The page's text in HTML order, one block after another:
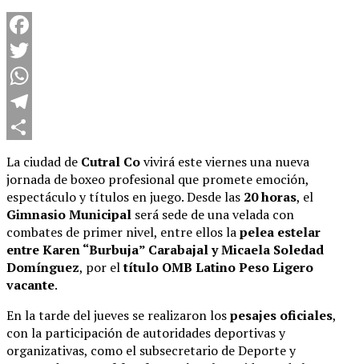
Facebook
Twitter
WhatsApp
Telegram
La ciudad de Cutral Covivirá este viernes una nueva
jornada de boxeo profesional que promete emoción,
espectáculo y títulos en juego. Desde las 20 horas, el
Gimnasio Municipal será sede de una velada con
combates de primer nivel, entre ellos lapelea estelar
entre Karen “Burbuja” Carabajal y Micaela Soledad
Domínguez, por eltítulo OMB Latino Peso Ligero
vacante.
En la tarde del jueves se realizaron lospesajes oficiales,
con la participación de autoridades deportivas y
organizativas, como el subsecretario de Deporte y